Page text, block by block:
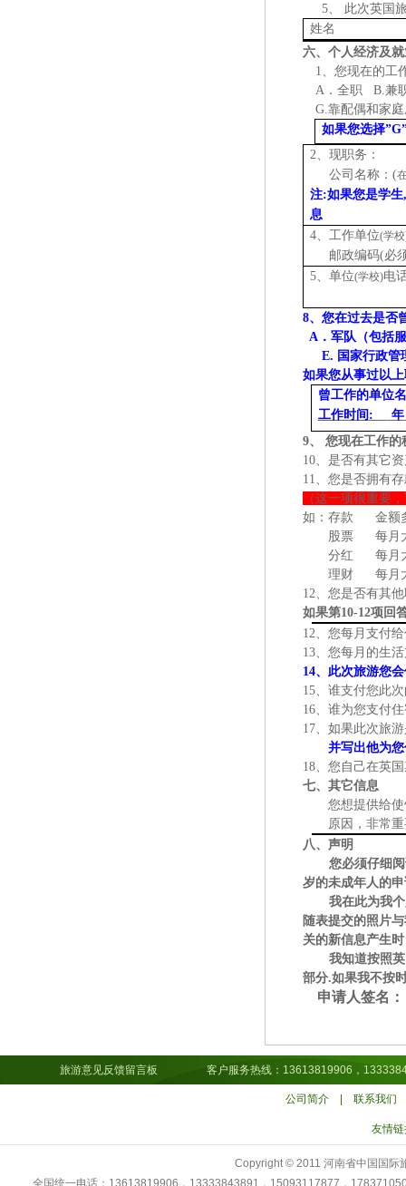
5、 此次英国
姓名
六、个人经济及
1、您现在的工
A．全职 B.兼
G.靠配偶和家
如果您选择”G
2、现职务：
公司名称： (
注:如果您是学生
息
4、工作单位(学
邮政编码(必
5、单位(学校)电
8、您在过去是否
A．军队（包
E. 国家行政
如果您从事过以
曾工作的单位
工作时间 :
年
9、 您现在工作的
10、是否有其它
11、您是否拥
（这一项很重要
如：存款
金额
股票
每月
分红
每月
理财
每月
12、您是否有其
如果第10-12项回
12、您每月支付
13、您每月的生
14、此次旅游您
15、谁支付您此
16、谁为您支付
17、如果此次旅
并写出他为
18、您自己在英
七、其它信息
您想提供给
原因，非常
八、声明
您必须仔细
岁的未成年人的
我在此为我
随表提交的照片
关的新信息产生
我知道按照
部分.如果我不按
申请人签名：
旅游意见反馈留言板 客户服务热线：13613819906，
公司简介 联系我们
友情
Copyright © 2011 河南省中国国
全国统一电话：13613819906，13333843891，15093117877，